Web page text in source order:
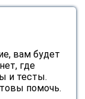
вам будет
где
и тесты.
помочь.